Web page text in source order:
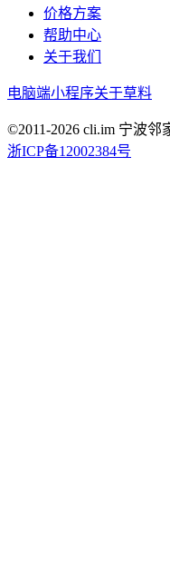
价格方案
帮助中心
关于我们
电脑端小程序关于草料
©2011-2026 cli.im 宁波邻
浙ICP备12002384号